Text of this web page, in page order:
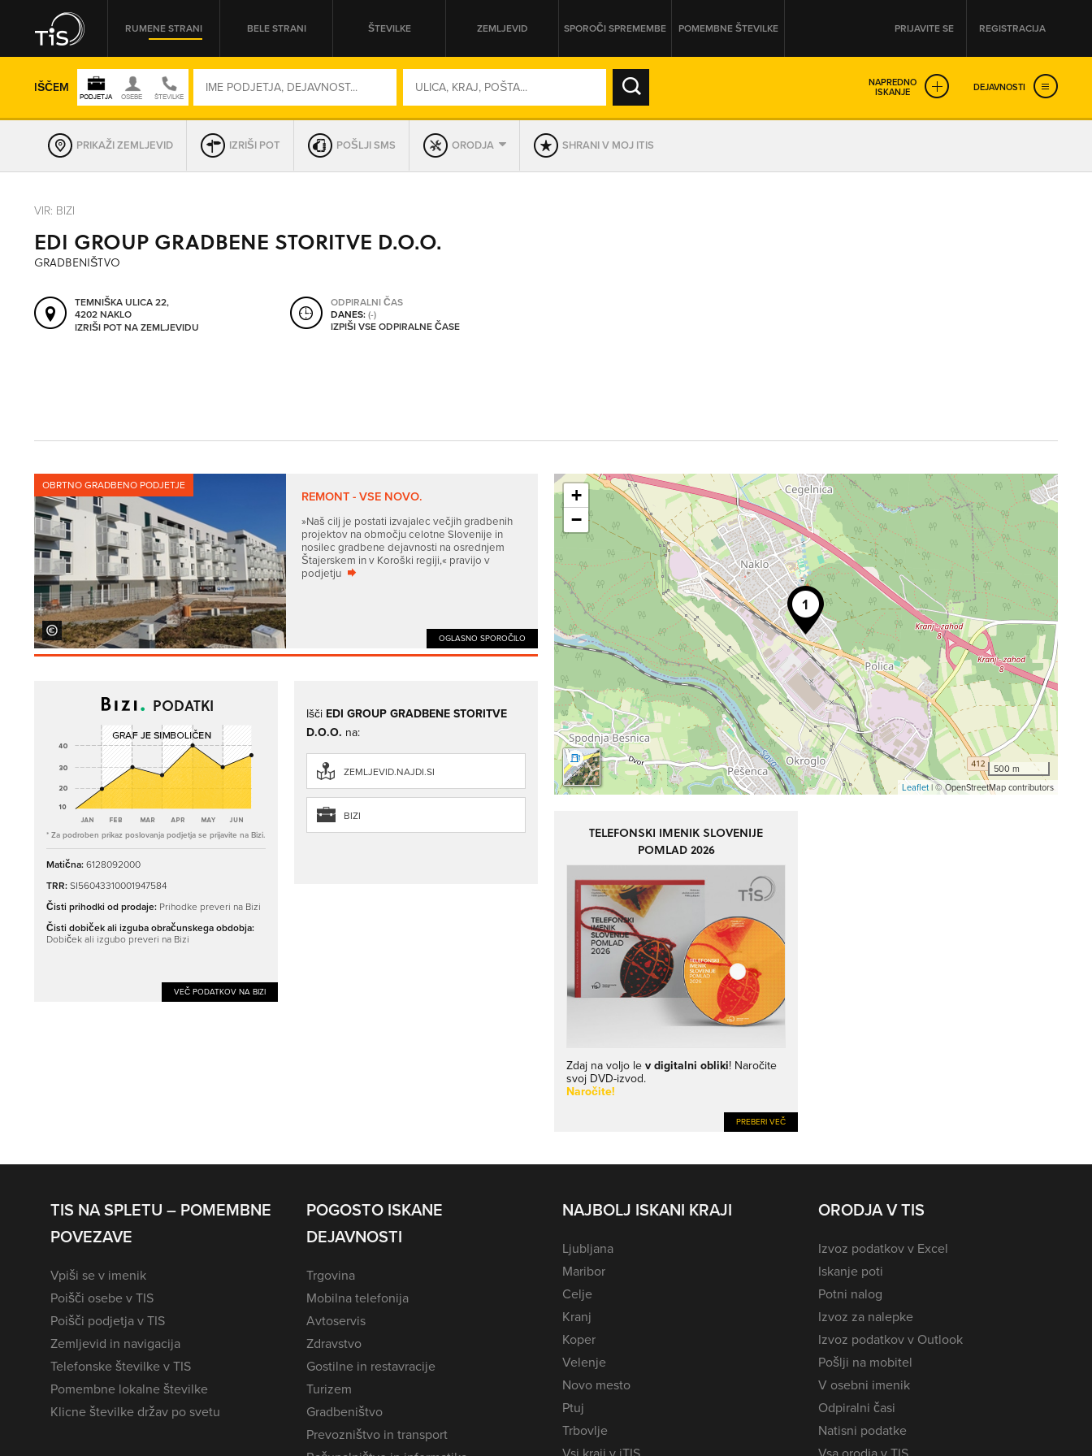
RUMENE STRANI BELE STRANI ŠTEVILKE ZEMLJEVID SPOROČI SPREMEMBE POMEMBNE ŠTEVILKE PRIJAVITE SE REGISTRACIJA
IŠČEM NAPREDNO
ISKANJE DEJAVNOSTI
REGIJA
OMREŽNA ŠT.
SO ODPRTA V
PRIKAŽI ZEMLJEVID IZRIŠI POT POŠLJI SMS ORODJA SHRANI V MOJ ITIS
VIR: BIZI
EDI GROUP GRADBENE STORITVE D.O.O.
GRADBENIŠTVO
TEMNIŠKA ULICA 22,
4202 NAKLO
IZRIŠI POT NA ZEMLJEVIDU
ODPIRALNI ČAS
DANES:(-)
IZPIŠI VSE ODPIRALNE ČASE
OBRTNO GRADBENO PODJETJE
REMONT - VSE NOVO.
»Naš cilj je postati izvajalec večjih gradbenih
projektov na območju celotne Slovenije in
nosilec gradbene dejavnosti na osrednjem
Štajerskem in v Koroški regiji,« pravijo v
podjetju
OGLASNO SPOROČILO
+
−
500 m
Leaflet| © OpenStreetMap contributors
PODATKI
* Za podroben prikaz poslovanja podjetja se prijavite na Bizi.
Matična:6128092000
TRR:SI56043310001947584
Čisti prihodki od prodaje: Prihodke preveri na Bizi
Čisti dobiček ali izguba obračunskega obdobja:
Dobiček ali izgubo preveri na Bizi
VEČ PODATKOV NA BIZI
Išči EDI GROUP GRADBENE STORITVE
D.O.O. na:
ZEMLJEVID.NAJDI.SI
BIZI
TELEFONSKI IMENIK SLOVENIJE
POMLAD 2026
Zdaj na voljo lev digitalni obliki! Naročite
svoj DVD-izvod.
Naročite!
PREBERI VEČ
TIS NA SPLETU – POMEMBNE
POVEZAVE
Vpiši se v imenik
Poišči osebe v TIS
Poišči podjetja v TIS
Zemljevid in navigacija
Telefonske številke v TIS
Pomembne lokalne številke
Klicne številke držav po svetu
POGOSTO ISKANE
DEJAVNOSTI
Trgovina
Mobilna telefonija
Avtoservis
Zdravstvo
Gostilne in restavracije
Turizem
Gradbeništvo
Prevozništvo in transport
NAJBOLJ ISKANI KRAJI
Ljubljana
Maribor
Celje
Kranj
Koper
Velenje
Novo mesto
Ptuj
Trbovlje
ORODJA V TIS
Izvoz podatkov v Excel
Iskanje poti
Potni nalog
Izvoz za nalepke
Izvoz podatkov v Outlook
Pošlji na mobitel
V osebni imenik
Odpiralni časi
Natisni podatke